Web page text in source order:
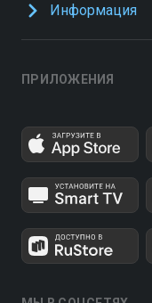
Информация
ПРИЛОЖЕНИЯ